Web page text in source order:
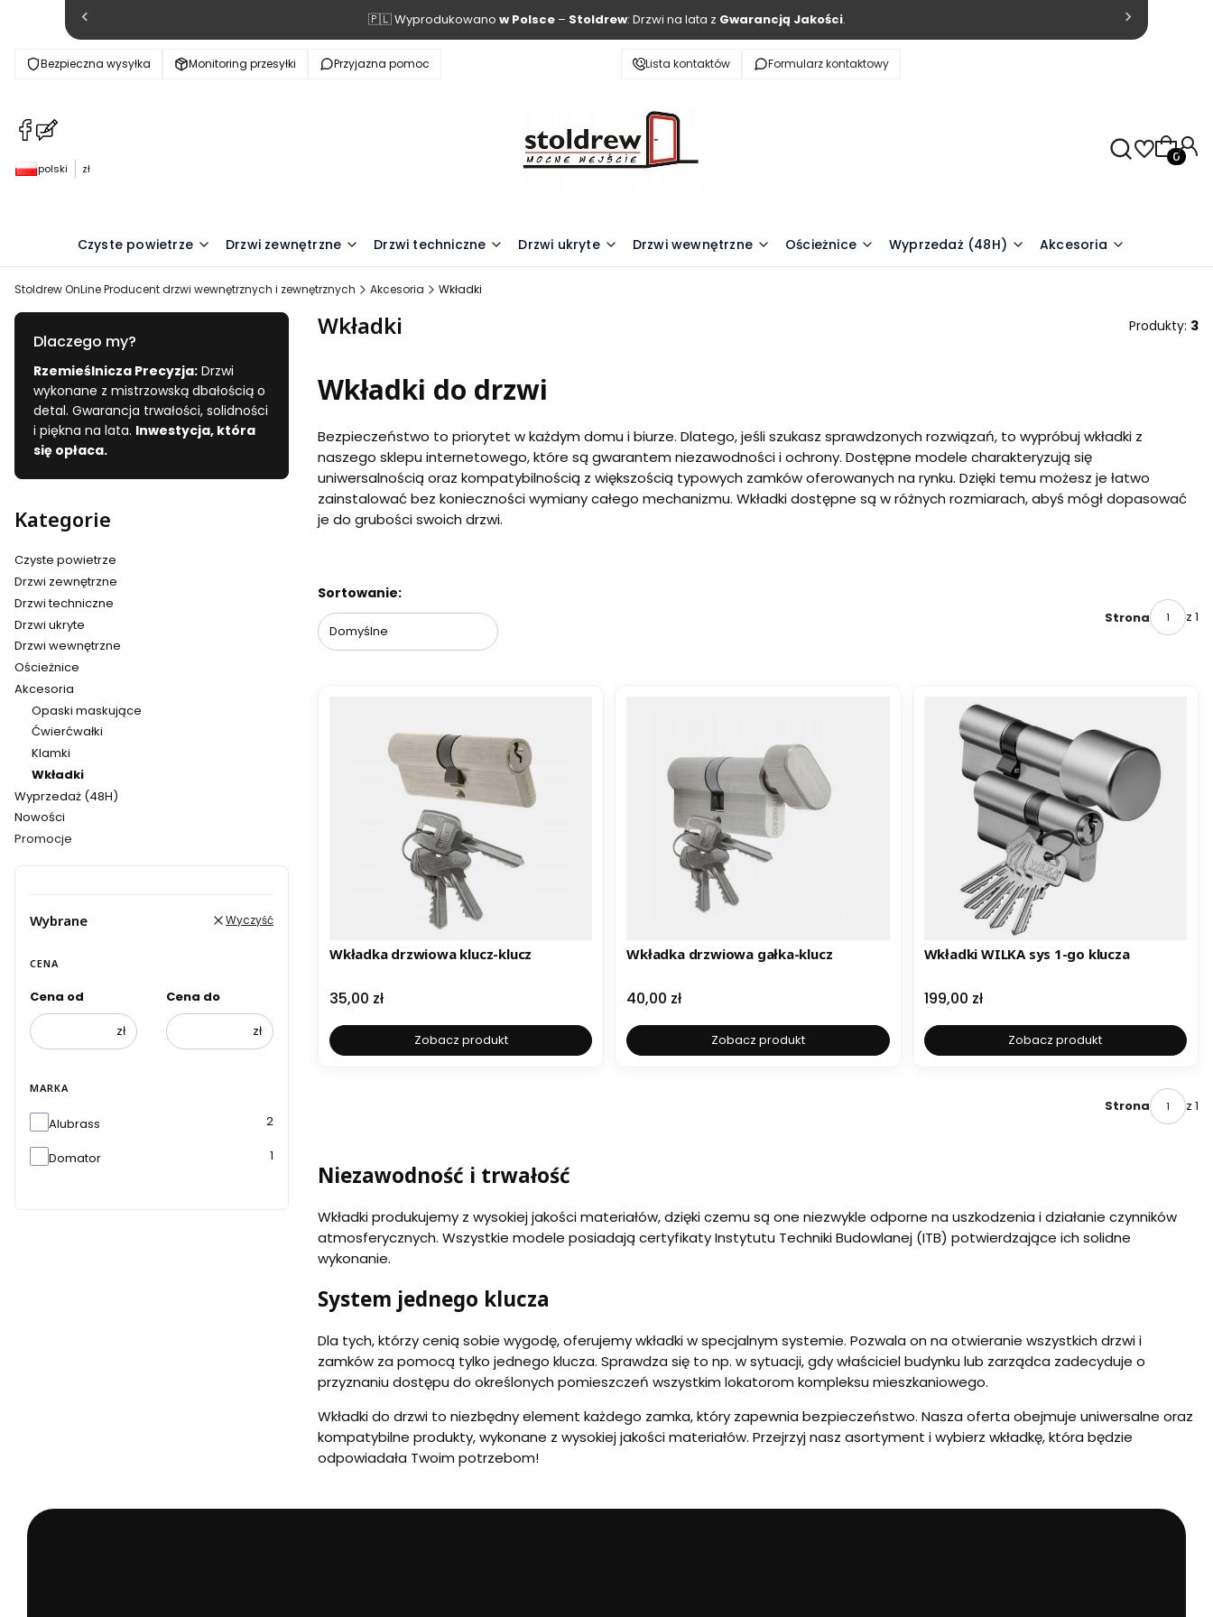
🇵🇱 Wyprodukowano w Polsce– Stoldrew: Drzwi na lata z Gwarancją Jakości.
Bezpieczna wysyłka Monitoring przesyłki Przyjazna pomoc Lista kontaktów Formularz kontaktowy
(Otwiera
w
(Otwiera
w
polski zł
Czyste powietrze Drzwi zewnętrzne Drzwi techniczne Drzwi ukryte Drzwi wewnętrzne Ościeżnice Wyprzedaż (48H) Akcesoria
Stoldrew OnLine Producent drzwi wewnętrznych i zewnętrznych Akcesoria Wkładki
Dlaczego my?
Rzemieślnicza Precyzja: Drzwi
wykonane z mistrzowską dbałością o
detal. Gwarancja trwałości, solidności
i piękna na lata. Inwestycja, która
się opłaca.
Kategorie
Czyste powietrze
Drzwi zewnętrzne
Drzwi techniczne
Drzwi ukryte
Drzwi wewnętrzne
Ościeżnice
Akcesoria
Opaski maskujące
Ćwierćwałki
Klamki
Wkładki
Wyprzedaż (48H)
Nowości
Promocje
Wybrane Wyczyść
CENA
Cena od
zł
Cena do
zł
MARKA
Marka
Alubrass 2
Domator 1
Wkładki Produkty: 3
Wkładki do drzwi
Bezpieczeństwo to priorytet w każdym domu i biurze. Dlatego, jeśli szukasz sprawdzonych rozwiązań, to wypróbuj wkładki z
naszego sklepu internetowego, które są gwarantem niezawodności i ochrony. Dostępne modele charakteryzują się
uniwersalnością oraz kompatybilnością z większością typowych zamków oferowanych na rynku. Dzięki temu możesz je łatwo
zainstalować bez konieczności wymiany całego mechanizmu. Wkładki dostępne są w różnych rozmiarach, abyś mógł dopasować
je do grubości swoich drzwi.
Lista produktów
Sortowanie:
Domyślne
Strona z 1
Wkładka drzwiowa klucz-klucz
Cena
35,00 zł
Zobacz produkt
Wkładka drzwiowa gałka-klucz
Cena
40,00 zł
Zobacz produkt
Wkładki WILKA sys 1-go klucza
Cena
199,00 zł
Zobacz produkt
Strona z 1
Niezawodność i trwałość
Wkładki produkujemy z wysokiej jakości materiałów, dzięki czemu są one niezwykle odporne na uszkodzenia i działanie czynników
atmosferycznych. Wszystkie modele posiadają certyfikaty Instytutu Techniki Budowlanej (ITB) potwierdzające ich solidne
wykonanie.
System jednego klucza
Dla tych, którzy cenią sobie wygodę, oferujemy wkładki w specjalnym systemie. Pozwala on na otwieranie wszystkich drzwi i
zamków za pomocą tylko jednego klucza. Sprawdza się to np. w sytuacji, gdy właściciel budynku lub zarządca zadecyduje o
przyznaniu dostępu do określonych pomieszczeń wszystkim lokatorom kompleksu mieszkaniowego.
Wkładki do drzwi to niezbędny element każdego zamka, który zapewnia bezpieczeństwo. Nasza oferta obejmuje uniwersalne oraz
kompatybilne produkty, wykonane z wysokiej jakości materiałów. Przejrzyj nasz asortyment i wybierz wkładkę, która będzie
odpowiadała Twoim potrzebom!